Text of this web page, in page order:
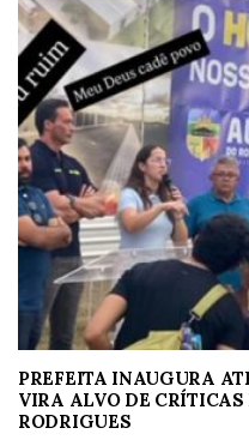
PREFEITA INAUGURA
VIRA ALVO DE
RODRIGUES